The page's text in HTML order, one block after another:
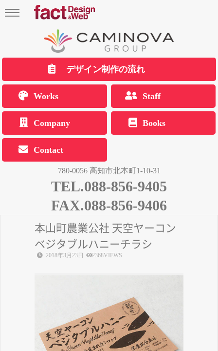
デザイン制作の流れ
Works Staff
Company Books
Contact
780-0056 高知市北本町1-10-31
TEL.088-856-9405
FAX.088-856-9406
本山町農業公社 天空ヤーコン
ベジタブルハニーチラシ
2018年3月23日 2368VIEWS